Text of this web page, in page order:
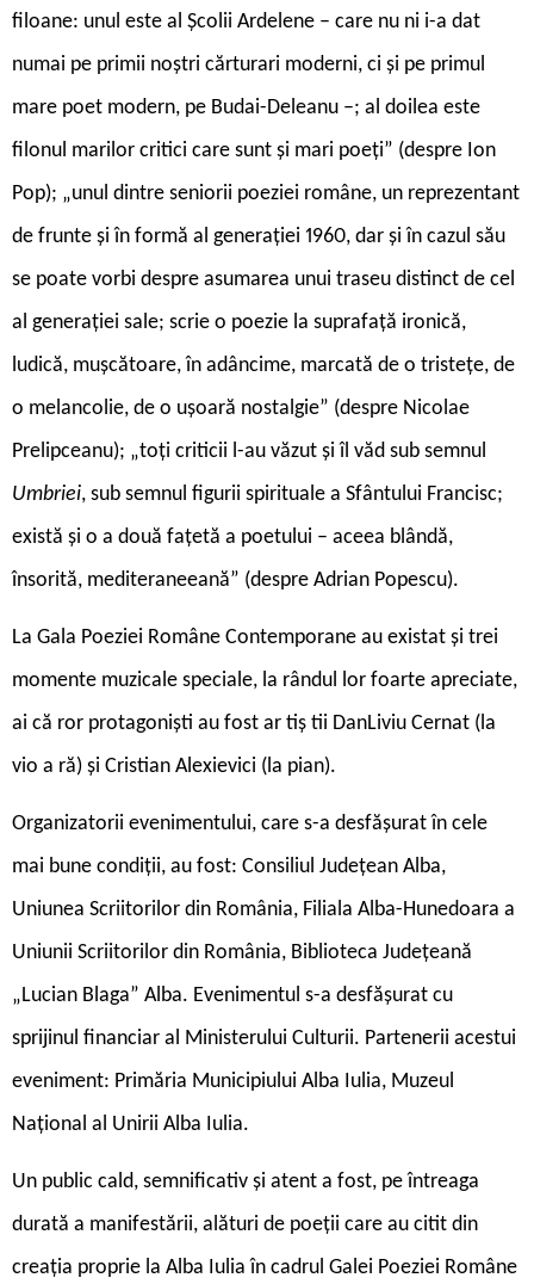
filoane: unul este al Școlii Ardelene – care nu ni i-a dat
numai pe primii noștri cărturari moderni, ci și pe primul
mare poet modern, pe Budai-Deleanu –; al doilea este
filonul marilor critici care sunt și mari poeți” (despre Ion
Pop); „unul dintre seniorii poeziei române, un reprezentant
de frunte și în formă al generației 1960, dar și în cazul său
se poate vorbi despre asumarea unui traseu distinct de cel
al generației sale; scrie o poezie la suprafață ironică,
ludică, mușcătoare, în adâncime, marcată de o tristețe, de
o melancolie, de o ușoară nostalgie” (despre Nicolae
Prelipceanu); „toți criticii l-au văzut și îl văd sub semnul
Umbriei, sub semnul figurii spirituale a Sfântului Francisc;
există și o a două fațetă a poetului – aceea blândă,
însorită, mediteraneeană” (despre Adrian Popescu).
La Gala Poeziei Române Contemporane au existat și trei
momente muzicale speciale, la rândul lor foarte apreciate,
ai că ­ror protagoniști au fost ar tiș ­tii DanLiviu Cernat (la
vio a ră) și Cristian Alexievici (la pian).
Organizatorii evenimentului, care s-a desfășurat în cele
mai bune condiții, au fost: Consiliul Județean Alba,
Uniunea Scriitorilor din România, Filiala Alba-Hunedoara a
Uniunii Scriitorilor din România, Biblioteca Județeană
„Lucian Blaga” Alba. Evenimentul s-a desfășurat cu
sprijinul financiar al Ministerului Culturii. Partenerii acestui
eveniment: Primăria Municipiului Alba Iulia, Muzeul
Național al Unirii Alba Iulia.
Un public cald, semnificativ și atent a fost, pe întreaga
durată a manifestării, alături de poeții care au citit din
creația proprie la Alba Iulia în cadrul Galei Poeziei Române